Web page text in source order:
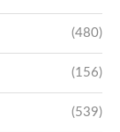
(480)
(156)
(539)